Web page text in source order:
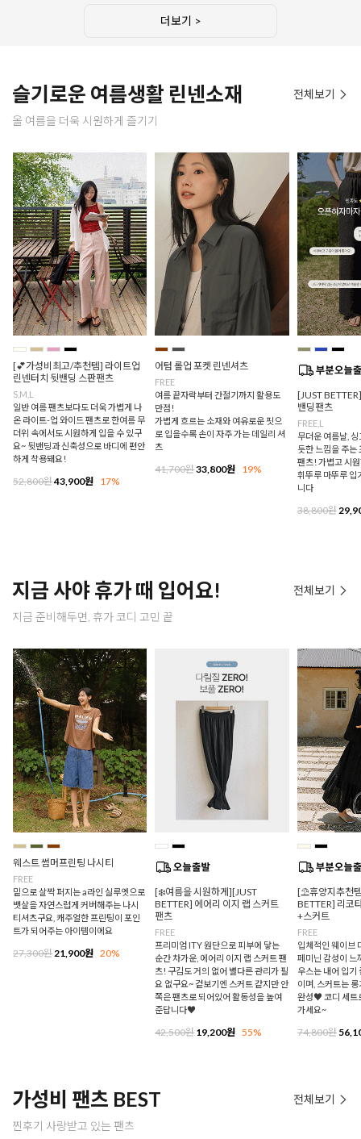
더보기 >
슬기로운 여름생활 린넨소재
올 여름을 더욱 시원하게 즐기기
전체보기
[💕가성비최고/추천템] 라이트업
린넨터치 뒷밴딩 스판팬츠
S,M,L
일반 여름 팬츠보다도 더욱 가볍게 나
온 라이트-업 와이드 팬츠로 한여름 무
더위 속에서도 시원하게 입을 수 있구
요~ 뒷밴딩과 신축성으로 바디에 편안
하게 착용돼요!
52,800원43,900원 17%
어텀 롤업 포켓 린넨셔츠
FREE
여름 끝자락부터 간절기까지 활용도
만점!
가볍게 흐르는 소재와 여유로운 핏으
로 입을수록 손이 자주 가는 데일리 셔
츠
41,700원33,800원 19%
[JUST
밴딩팬츠
FREE,L
무더운 여름날,
듯한 느낌을 주는
팬츠! 가볍고 시
휘뚜루 마뚜루 입
니다
38,800원
지금 사야 휴가 때 입어요!
지금 준비해두면, 휴가 코디 고민 끝
전체보기
웨스트 썸머프린팅 나시티
FREE
밑으로 살짝 퍼지는 a라인 실루엣으로
뱃살을 자연스럽게 커버해주는 나시
티셔츠구요, 캐주얼한 프린팅이 포인
트가 되어주는 아이템이에요
27,300원 21,900원 20%
[❄️여름을 시원하게][JUST
BETTER] 에어리 이지 랩 스커트
팬츠
FREE
프리미엄 ITY 원단으로 피부에 닿는
순간 차가운, 에어리 이지 랩 스커트 팬
츠! 구김도 거의 없어 별다른 관리가 필
요 없구요~ 겉보기엔 스커트 같지만 안
쪽은 팬츠로 되어있어 활동성을 높여
준답니다♥
42,500원19,200원 55%
[⛱️휴양지추천
BETTER] 리코
+스커트
FREE
입체적인 웨이브
페미닌 감성이 느
우스는 내어 입기
이며, 스커트는
완성♥ 코디 세트
가세요~
74,800원
가성비 팬츠 BEST
찐후기 사랑받고 있는 팬츠
전체보기